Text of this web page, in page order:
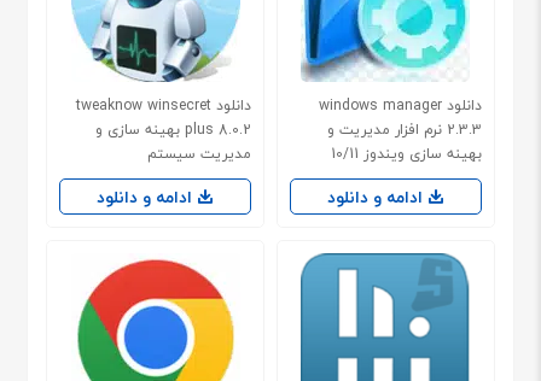
دانلود windows manager
2.3.3 نرم افزار مدیریت و
بهینه سازی ویندوز 10/11
ادامه و دانلود
دانلود tweaknow winsecret
plus 8.0.2 بهینه سازی و
مدیریت سیستم
ادامه و دانلود